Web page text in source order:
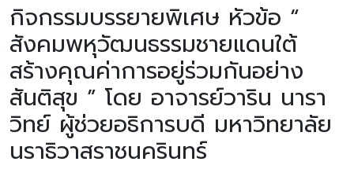
กิจกรรมบรรยายพิเศษ หัวข้อ “
สังคมพหุวัฒนธรรมชายแดนใต้
สร้างคุณค่าการอยู่ร่วมกันอย่าง
สันติสุข ” โดย อาจารย์วาริน นารา
วิทย์ ผู้ช่วยอธิการบดี มหาวิทยาลัย
นราธิวาสราชนครินทร์